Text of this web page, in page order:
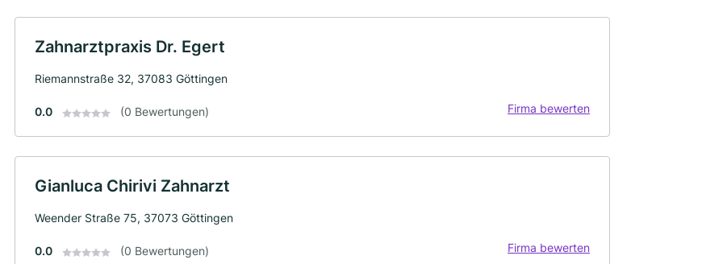
Zahnarztpraxis Dr. Egert
Riemannstraße 32, 37083 Göttingen
0.0 (0 Bewertungen) Firma bewerten
Gianluca Chirivi Zahnarzt
Weender Straße 75, 37073 Göttingen
0.0 (0 Bewertungen) Firma bewerten